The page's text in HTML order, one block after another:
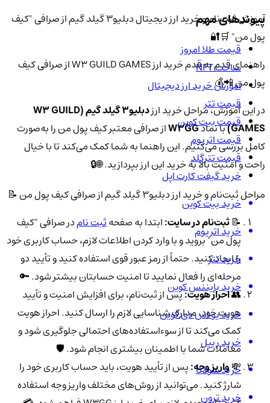
آموزش ثبت‌نام و خرید ارز دیجیتال دبلیو3 گیلد گیم از صرافی "کیف
پول من" 🛒🔐
راهنمای قدم به قدم خرید ارز W3 GUILD GAMES از صرافی کیف
پول من 📲💰
در این آموزش، مراحل خرید ارز
دبلیو3 گیلد گیم (W3 GUILD
GAMES) با نمادW3GGاز صرافی معتبر کیف پول من را به‌صورت
کامل بررسی می‌کنیم. این راهنما به شما کمک می‌کند تا با خیال
راحت و امنیت بالا به خرید این ارز بپردازید. 🌐🔒
مراحل ثبت‌نام و خرید ارز دبلیو3 گیلد گیم از صرافی کیف پول من 📝
📝ثبت‌نام در سایت:ابتدا به صفحهثبت نامدر صرافی "کیف
پول من" بروید و با وارد کردن اطلاعات لازم، حساب کاربری خود
را ایجاد کنید. حتماً از رمز عبور قوی استفاده کنید و تأیید دو
مرحله‌ای را فعال نمایید تا امنیت حسابتان بیشتر شود. 🔑
👥احراز هویت:پس از ثبت‌نام، برای افزایش امنیت و تأیید
هویت خود، مدارک شناسایی لازم را ارسال کنید. احراز هویت
کمک می‌کند تا از سوءاستفاده‌های احتمالی جلوگیری شود و
معاملات شما با اطمینان بیشتری انجام شود. 🛡️
💸واریز وجه:پس از تأیید هویت، باید حساب کاربری خود را
شارژ کنید. می‌توانید از روش‌های مختلف واریز وجه استفاده
پیوندهای مهم
قیمت طلا امروز
ساخت NFT
آموزش خرید ارز دیجیتال
قیمت تتر
قیمت بیت کوین
قیمت اتریوم
قیمت تترگلد
خرید گیفت کارت اپل
خرید بیت کوین
خرید اتریوم
خرید تتر
خرید بایننس کوین
خرید یو اس دی کوین
خرید ریپل
خرید سولانا
خرید ترون